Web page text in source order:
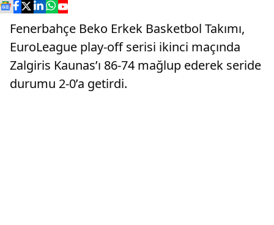
Fenerbahçe Beko Erkek Basketbol Takımı,
EuroLeague play-off serisi ikinci maçında
Zalgiris Kaunas’ı 86-74 mağlup ederek seride
durumu 2-0’a getirdi.